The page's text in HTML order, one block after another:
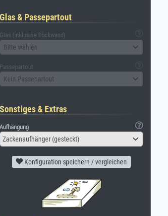
Glas & Passepartout
Glas (inklusive Rückwand)
Bitte wählen
Passepartout
Kein Passepartout
Sonstiges & Extras
Aufhängung
Zackenaufhänger (gesteckt)
Konfiguration speichern / vergleichen